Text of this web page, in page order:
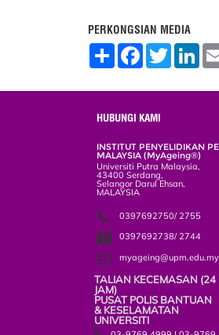
PERKONGSIAN MEDIA
S
F
o
o
T
w
L
HUBUNGI KAMI
INSTITUT PENYELIDIKAN
MALAYSIA (MyAgeing®)
Universiti Putra Malaysia,
43400 Serdang,
Selangor Darul Ehsan,
MALAYSIA
0397692750/ 2755
0397692738/ 2744
myageing@upm.edu.my
TALIAN KECEMASAN (24 JAM)
PUSAT POLIS BANTUAN
& KESELAMATAN UNIVERSITI
03-9769 4999 | 03-9769
1399
03-9769 1999